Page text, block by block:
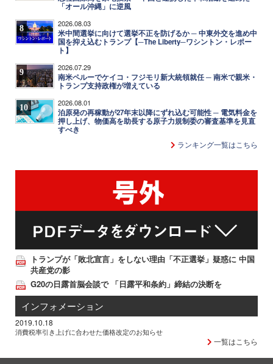
「オール沖縄」に逆風
8 2026.08.03
米中間選挙に向けて選挙不正を防げるか ─ 中東外交を進め中
国を抑え込むトランプ【─The Liberty─ワシントン・レポー
ト】
9 2026.07.29
南米ペルーでケイコ・フジモリ新大統領就任 ─ 南米で親米・
トランプ支持政権が増えている
10 2026.08.01
泊原発の再稼動が27年末以降にずれ込む可能性 ─ 電気料金を
押し上げ、物価高を助長する原子力規制委の審査基準を見直
すべき
ランキング一覧はこちら
トランプが「敗北宣言」をしない理由「不正選挙」疑惑に 中国
共産党の影
G20の日露首脳会談で 「日露平和条約」締結の決断を
インフォメーション
2019.10.18
消費税率引き上げに合わせた価格改定のお知らせ
一覧はこちら